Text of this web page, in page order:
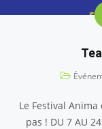
Le Festival
pas ! DU 7 AU